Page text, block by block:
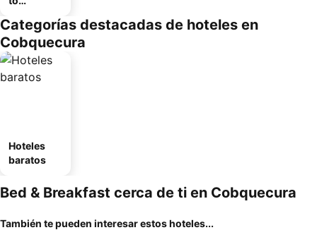
o
Categorías destacadas de hoteles en
Cobquecura
Hoteles
baratos
Bed & Breakfast cerca de ti en Cobquecura
También te pueden interesar estos hoteles...